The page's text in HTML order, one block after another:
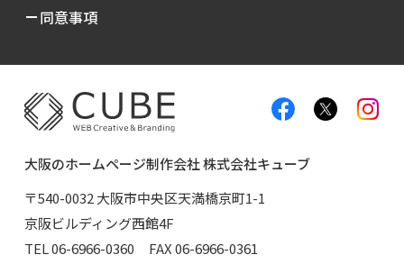
同意事項
大阪のホームページ制作会社 株式会社キューブ
〒540-0032 大阪市中央区天満橋京町1-1
京阪ビルディング西館4F
TEL06-6966-0360 FAX 06-6966-0361